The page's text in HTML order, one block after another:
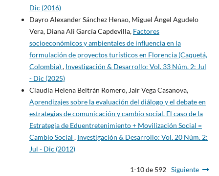
Dic (2016)
Dayro Alexander Sánchez Henao, Miguel Ángel Agudelo
Vera, Diana Ali García Capdevilla, Factores
socioeconómicos y ambientales de influencia en la
formulación de proyectos turísticos en Florencia (Caquetá,
Colombia), Investigación & Desarrollo: Vol. 33 Núm. 2: Jul
- Dic (2025)
Claudia Helena Beltrán Romero, Jair Vega Casanova,
Aprendizajes sobre la evaluación del diálogo y el debate en
estrategias de comunicación y cambio social. El caso de la
Estrategia de Eduentretenimiento + Movilización Social =
Cambio Social , Investigación & Desarrollo: Vol. 20 Núm. 2:
Jul - Dic (2012)
1-10 de 592 Siguiente